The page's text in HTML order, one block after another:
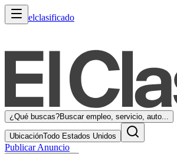
elclasificado
¿Qué buscas?Buscar empleo, servicio, auto...
UbicaciónTodo Estados Unidos
Publicar Anuncio